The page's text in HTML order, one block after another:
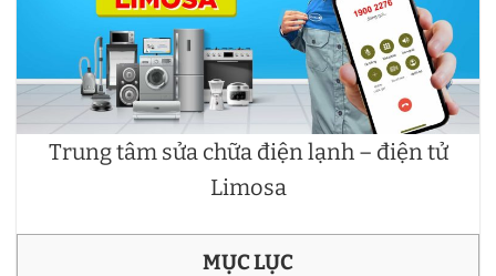
Trung tâm sửa chữa điện lạnh – điện tử
Limosa
MỤC LỤC